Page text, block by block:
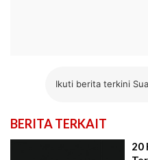
Ikuti berita terkini
BERITA TERKAIT
20